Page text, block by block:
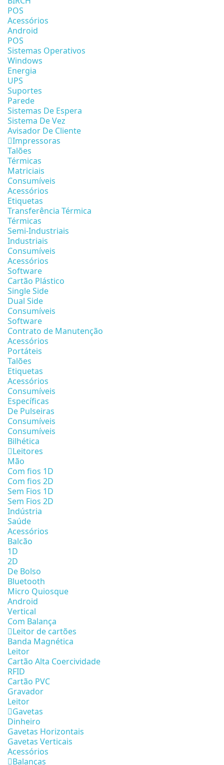
POS
Acessórios
Android
POS
Sistemas Operativos
Windows
Energia
UPS
Suportes
Parede
Sistemas De Espera
Sistema De Vez
Avisador De Cliente
Impressoras
Talões
Térmicas
Matriciais
Consumíveis
Acessórios
Etiquetas
Transferência Térmica
Térmicas
Semi-Industriais
Industriais
Consumíveis
Acessórios
Software
Cartão Plástico
Single Side
Dual Side
Consumíveis
Software
Contrato de Manutenção
Acessórios
Portáteis
Talões
Etiquetas
Acessórios
Consumíveis
Específicas
De Pulseiras
Consumíveis
Consumíveis
Bilhética
Leitores
Mão
Com fios 1D
Com fios 2D
Sem Fios 1D
Sem Fios 2D
Indústria
Saúde
Acessórios
Balcão
1D
2D
De Bolso
Bluetooth
Micro Quiosque
Android
Vertical
Com Balança
Leitor de cartões
Banda Magnética
Leitor
Cartão Alta Coercividade
RFID
Cartão PVC
Gravador
Leitor
Gavetas
Dinheiro
Gavetas Horizontais
Gavetas Verticais
Acessórios
Balanças